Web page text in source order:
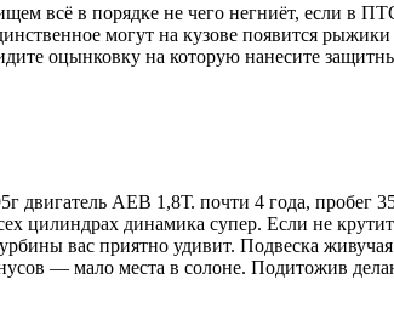
всё в порядке не чего негниёт, если
могут на кузове появится рыжики
оцынковку на которую нанесите
двигатель АЕВ 1,8Т. почти 4 года, пробег
цилиндрах динамика супер. Если не
вас приятно удивит. Подвеска
— мало места в солоне. Подитожив